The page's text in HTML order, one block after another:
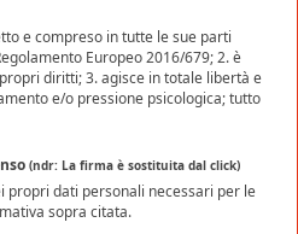
o indirettamente, con particolare
un numero di identificazione, dati
online o a uno o piú elementi
genetica, psichica, economica,
insieme di operazioni, compiute con o
e applicate a dati personali o insiemi di
l’organizzazione, la
mediante trasmissione, diffusione o
il raffronto o l’interconnessione, la
e compreso in tutte le sue parti
Europeo 2016/679; 2. è
diritti; 3. agisce in totale libertà e
e/o pressione psicologica; tutto
(ndr: La firma è sostituita dal click)
dati personali necessari per le
sopra citata.